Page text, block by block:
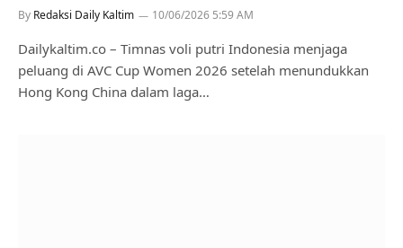
By Redaksi Daily Kaltim 10/06/2026 5:59 AM
Dailykaltim.co – Timnas voli putri Indonesia menjaga
peluang di AVC Cup Women 2026 setelah menundukkan
Hong Kong China dalam laga…